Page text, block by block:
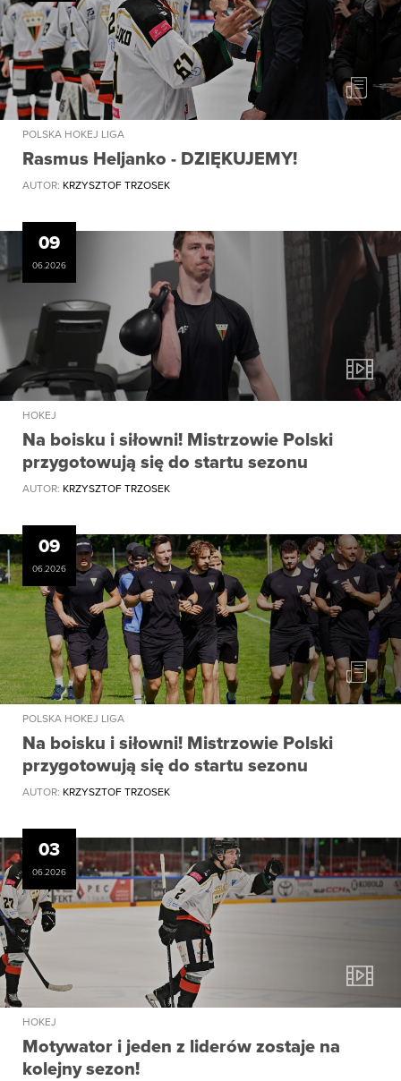
POLSKA HOKEJ LIGA
Rasmus Heljanko - DZIĘKUJEMY!
AUTOR: KRZYSZTOF TRZOSEK
09
06.2026
HOKEJ
Na boisku i siłowni! Mistrzowie Polski
przygotowują się do startu sezonu
AUTOR: KRZYSZTOF TRZOSEK
09
06.2026
POLSKA HOKEJ LIGA
Na boisku i siłowni! Mistrzowie Polski
przygotowują się do startu sezonu
AUTOR: KRZYSZTOF TRZOSEK
03
06.2026
HOKEJ
Motywator i jeden z liderów zostaje na
kolejny sezon!